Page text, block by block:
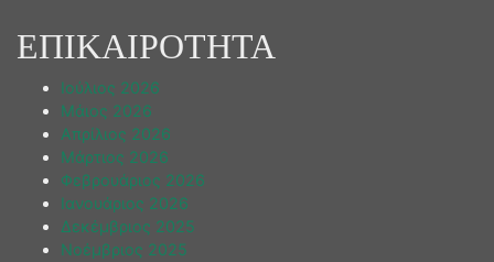
ΕΠΙΚΑΙΡΟΤΗΤΑ
Ιούλιος 2026
Μάιος 2026
Απρίλιος 2026
Μάρτιος 2026
Φεβρουάριος 2026
Ιανουάριος 2026
Δεκέμβριος 2025
Νοέμβριος 2025